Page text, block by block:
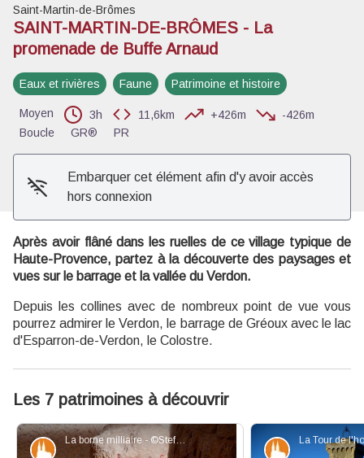
Voir l'image en plein écran
Saint-Martin-de-Brômes
SAINT-MARTIN-DE-BRÔMES - La
promenade de Buffe Arnaud
Eaux et rivières Faune Patrimoine et histoire
Moyen 3h 11,6km +426m
-426m
Boucle
GR® PR
Embarquer cet élément afin d'y avoir accès
hors connexion
Après avoir flâné dans les ruelles de ce village typique de
Haute-Provence, partez à la découverte des paysages et
vues sur le barrage et la vallée du Verdon.
Depuis les collines avec de nombreux point de vue vous
pourrez admirer le Verdon, le barrage de Gréoux avec le lac
d'Esparron-de-Verdon, le Colostre.
Les 7 patrimoines à découvrir
La borne milliaire - ©Stefano Blanc - PNR Verdon
Patrimoine et histoire Patrimoine